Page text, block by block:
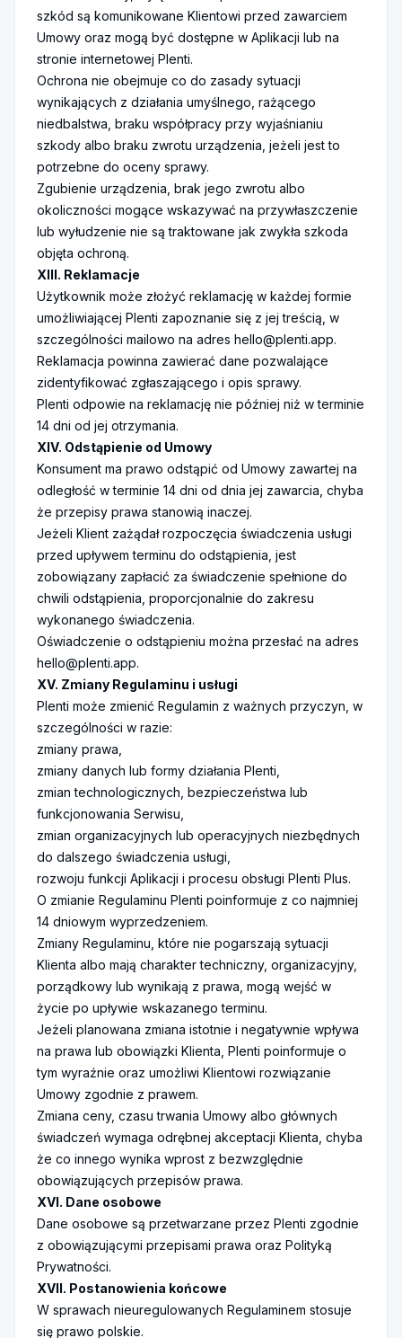
szkód są komunikowane Klientowi przed zawarciem
Umowy oraz mogą być dostępne w Aplikacji lub na
stronie internetowej Plenti.
Ochrona nie obejmuje co do zasady sytuacji
wynikających z działania umyślnego, rażącego
niedbalstwa, braku współpracy przy wyjaśnianiu
szkody albo braku zwrotu urządzenia, jeżeli jest to
potrzebne do oceny sprawy.
Zgubienie urządzenia, brak jego zwrotu albo
okoliczności mogące wskazywać na przywłaszczenie
lub wyłudzenie nie są traktowane jak zwykła szkoda
objęta ochroną.
XIII. Reklamacje
Użytkownik może złożyć reklamację w każdej formie
umożliwiającej Plenti zapoznanie się z jej treścią, w
szczególności mailowo na adres hello@plenti.app.
Reklamacja powinna zawierać dane pozwalające
zidentyfikować zgłaszającego i opis sprawy.
Plenti odpowie na reklamację nie później niż w terminie
14 dni od jej otrzymania.
XIV. Odstąpienie od Umowy
Konsument ma prawo odstąpić od Umowy zawartej na
odległość w terminie 14 dni od dnia jej zawarcia, chyba
że przepisy prawa stanowią inaczej.
Jeżeli Klient zażądał rozpoczęcia świadczenia usługi
przed upływem terminu do odstąpienia, jest
zobowiązany zapłacić za świadczenie spełnione do
chwili odstąpienia, proporcjonalnie do zakresu
wykonanego świadczenia.
Oświadczenie o odstąpieniu można przesłać na adres
hello@plenti.app.
XV. Zmiany Regulaminu i usługi
Plenti może zmienić Regulamin z ważnych przyczyn, w
szczególności w razie:
zmiany prawa,
zmiany danych lub formy działania Plenti,
zmian technologicznych, bezpieczeństwa lub
funkcjonowania Serwisu,
zmian organizacyjnych lub operacyjnych niezbędnych
do dalszego świadczenia usługi,
rozwoju funkcji Aplikacji i procesu obsługi Plenti Plus.
O zmianie Regulaminu Plenti poinformuje z co najmniej
14 dniowym wyprzedzeniem.
Zmiany Regulaminu, które nie pogarszają sytuacji
Klienta albo mają charakter techniczny, organizacyjny,
porządkowy lub wynikają z prawa, mogą wejść w
życie po upływie wskazanego terminu.
Jeżeli planowana zmiana istotnie i negatywnie wpływa
na prawa lub obowiązki Klienta, Plenti poinformuje o
tym wyraźnie oraz umożliwi Klientowi rozwiązanie
Umowy zgodnie z prawem.
Zmiana ceny, czasu trwania Umowy albo głównych
świadczeń wymaga odrębnej akceptacji Klienta, chyba
że co innego wynika wprost z bezwzględnie
obowiązujących przepisów prawa.
XVI. Dane osobowe
Dane osobowe są przetwarzane przez Plenti zgodnie
z obowiązującymi przepisami prawa oraz Polityką
Prywatności.
XVII. Postanowienia końcowe
W sprawach nieuregulowanych Regulaminem stosuje
się prawo polskie.